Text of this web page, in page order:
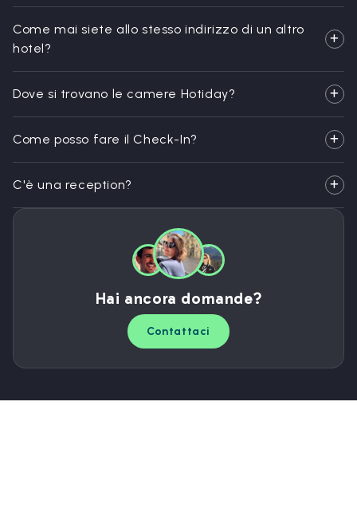
Come mai siete allo stesso indirizzo di un altro
hotel?
Dove si trovano le camere Hotiday?
Come posso fare il Check-In?
C'è una reception?
Hai ancora domande?
Contattaci